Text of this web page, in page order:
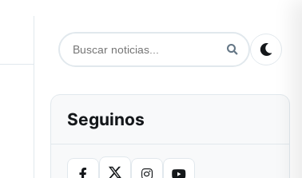
Seguinos